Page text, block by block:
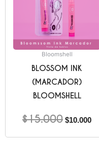
Bloomshell
BLOSSOM INK
(MARCADOR)
BLOOMSHELL
$15.000 $10.000